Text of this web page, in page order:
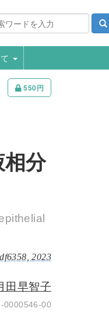
550円
分
2023
早智子
0000546-00